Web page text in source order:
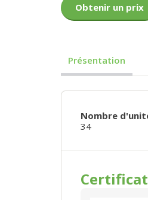
Obtenir un prix
Présentation
Nombre
34